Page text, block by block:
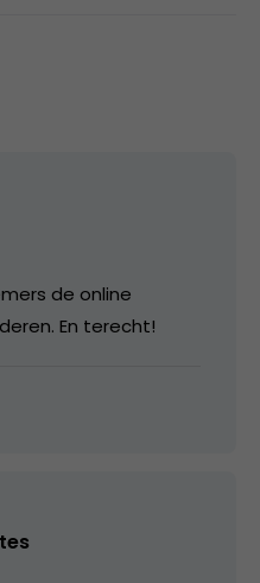
de online
En terecht!